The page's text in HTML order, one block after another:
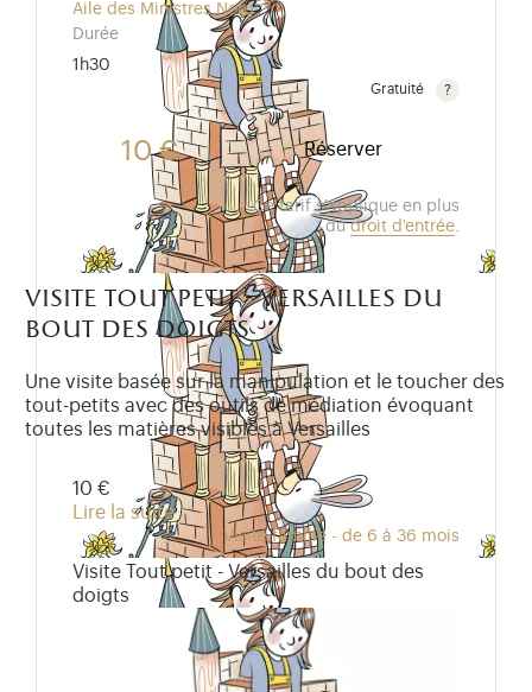
Aile des Ministres Nord
Durée
1h30
Gratuité
Gratuit pour les enfants de moins de 10 ans.Tarif
10 € Réserver
Ce tarif s'applique en plus
dudroit d'entrée.
visite tout petit - versailles du
bout des doigts
Une visite basée sur la manipulation et le toucher des
tout-petits avec des outils de médiation évoquant
toutes les matières visibles à Versailles
10 €
Lire la suite
Visite famille - de 6 à 36 mois
Visite Tout petit - Versailles du bout des
doigts